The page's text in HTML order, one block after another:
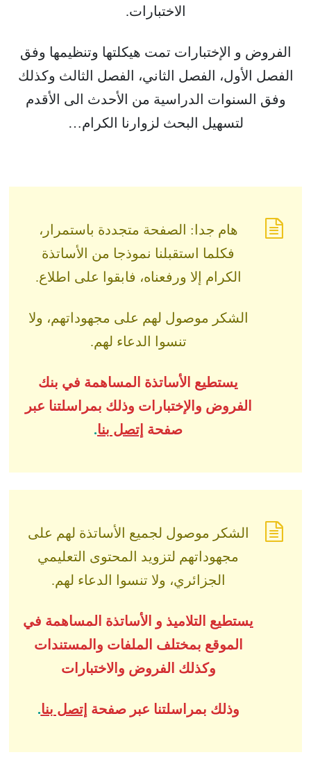
الاختبارات.
الفروض و الإختبارات تمت هيكلتها وتنظيمها وفق
الفصل الأول، الفصل الثاني، الفصل الثالث وكذلك
وفق السنوات الدراسية من الأحدث الى الأقدم
لتسهيل البحث لزوارنا الكرام…
هام جدا: الصفحة متجددة باستمرار،
فكلما استقبلنا نموذجا من الأساتذة
الكرام إلا ورفعناه، فابقوا على اطلاع.
الشكر موصول لهم على مجهوداتهم، ولا
تنسوا الدعاء لهم.
يستطيع الأساتذة المساهمة في بنك
الفروض والإختبارات وذلك بمراسلتنا عبر
صفحة إتصل بنا.
الشكر موصول لجميع الأساتذة لهم على
مجهوداتهم لتزويد المحتوى التعليمي
الجزائري، ولا تنسوا الدعاء لهم.
يستطيع التلاميذ و الأساتذة المساهمة في
الموقع بمختلف الملفات والمستندات
وكذلك الفروض والاختبارات
وذلك بمراسلتنا عبر صفحة إتصل بنا.